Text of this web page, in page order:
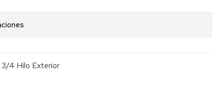
3/4 Hilo Exterior